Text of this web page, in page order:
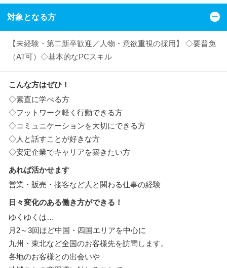
対象となる方
【未経験・第二新卒歓迎／人物・意欲重視の採用】 ◇要普免
（AT可）◇基本的なPCスキル
こんな方はぜひ！
◇素直に学べる方
◇フットワーク軽く行動できる方
◇コミュニケーションを大切にできる方
◇人と話すことが好きな方
◇安定企業でキャリアを築きたい方
あれば活かせます
営業・販売・接客など人と関わる仕事の経験
日々変化のある働き方ができる！
ゆくゆくは…
月2～3回ほど中国・四国エリアを中心に
九州・東北など全国のお客様先を訪問します。
各地のお客様との出会いや